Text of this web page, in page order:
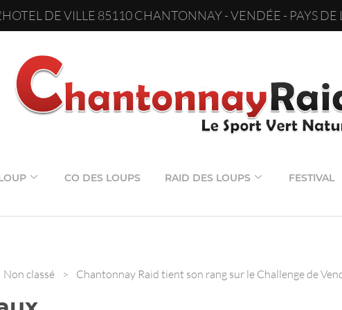
DE VILLE 85110 CHANTONNAY - VENDÉE - PAYS DE
CO DES LOUPS RAID DES LOUPS FESTIVAL
Non classé > Chantonnay Raid tient son rang sur le Challenge de